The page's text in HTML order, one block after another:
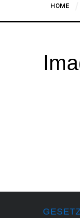
HOME